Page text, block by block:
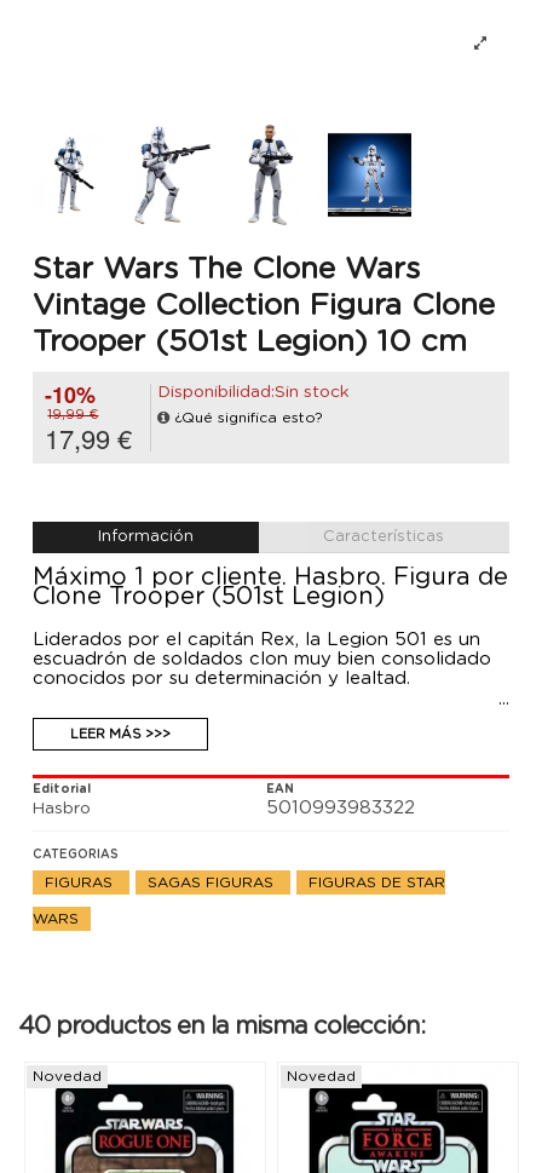
Star Wars The Clone Wars
Vintage Collection Figura Clone
Trooper (501st Legion) 10 cm
-10%
19,99 €
17,99 €
Disponibilidad:Sin stock
¿Qué significa esto?
Información Características
Máximo 1 por cliente. Hasbro. Figura de
Clone Trooper (501st Legion)
Liderados por el capitán Rex, la Legion 501 es un
escuadrón de soldados clon muy bien consolidado
conocidos por su determinación y lealtad.
LEER MÁS >>>
Editorial
Hasbro
EAN
5010993983322
CATEGORIAS
FIGURAS SAGAS FIGURAS FIGURAS DE STAR
WARS
40 productos en la misma colección:
Novedad Novedad